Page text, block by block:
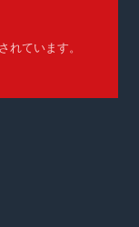
れています。